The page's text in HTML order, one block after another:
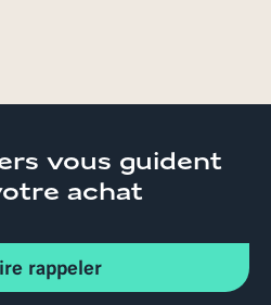
vous guident
achat
rappeler